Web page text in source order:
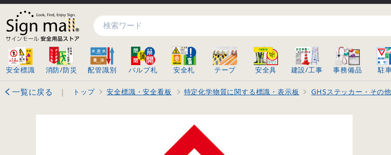
検索
安全標識 消防/防災 配管識別 バルブ札 安全札 テープ 安全具 建設/工事 事務備品 駐
一覧に戻る | トップ 安全標識・安全看板 特定化学物質に関する標識・表示板 GHSステッカー・その